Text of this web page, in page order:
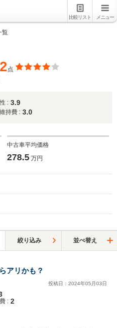
比較リスト メニュー
覧
点
: 3.9
維持費 : 3.0
中古車平均価格
278.5万円
絞り込み 並べ替え
アリかも？
投稿日： 2024年05 月03日
: 2